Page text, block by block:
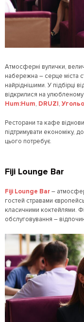
Атмосферні вулички,
набережна – серце міста
найріднішими. У підбірці
відкрилися на
Hum:Hum, DRUZI,
Ресторани та кафе
підтримувати економіку,
цього потребує.
Fiji Lounge Bar
Fiji Lounge Bar–
гостей стравами
класичними коктейлями.
обслуговування –